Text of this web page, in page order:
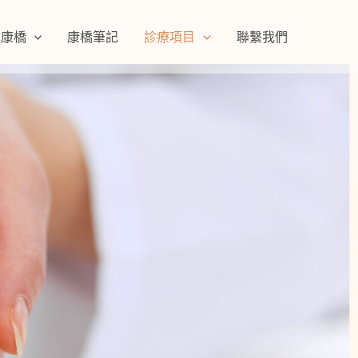
橋 康橋筆記 診療項目 聯繫我們